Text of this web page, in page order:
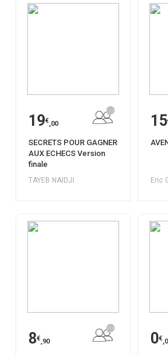
19€,00
SECRETS POUR GAGNER
AUX ECHECS Version
finale
TAYEB NAIDJI
15
Eric
8€,90 0€